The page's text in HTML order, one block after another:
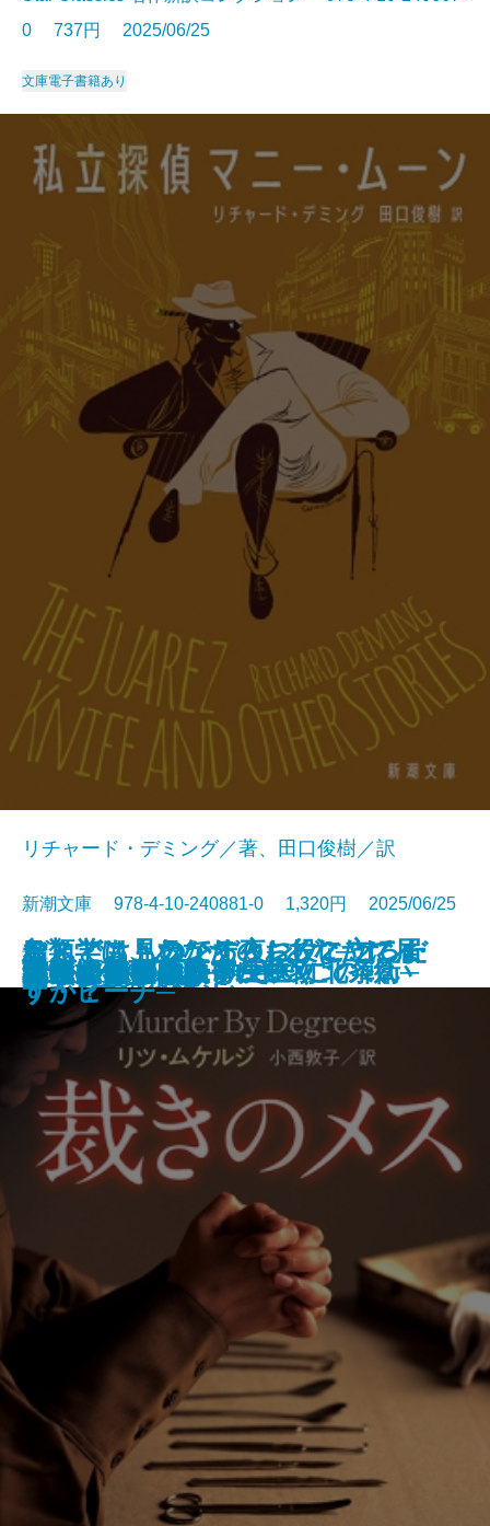
おとどけものです。─あなたに届
いた6つの恐怖─
あしたの名医3─執刀医・北条衛─
美しすぎた薔薇
君といた日の続き
皆のあらばしり
なんでも見つかる夜に、こころだ
けが見つからない
えげつない！ 寄生生物
らんたん
ナルニア国物語7 さいごの戦い
0 737円 2025/06/25
文庫電子書籍あり
私立探偵マニー・ムーン
リチャード・デミング／著、田口俊樹／訳
新潮文庫 978-4-10-240881-0 1,320円 2025/06/25
文庫
裁きのメス
デス・ストランディング2─オン・
ザ・ビーチ─
記憶の鍵盤
成瀬は天下を取りにいく
母ちゃんのフラフープ
しろがねの葉
答えは風のなか
鳥類学は、あなたのお役に立てま
すか？
いつまで
罠